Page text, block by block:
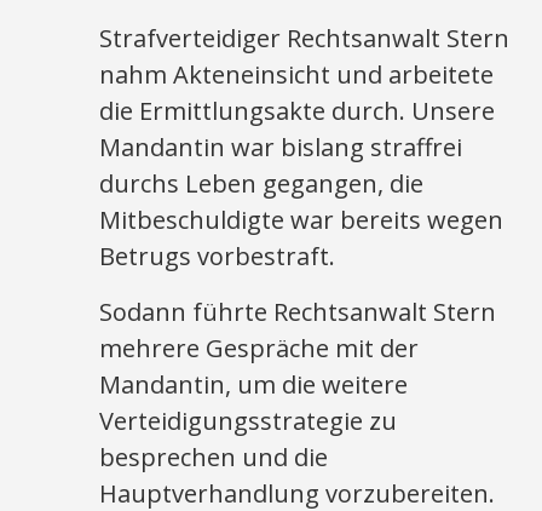
Strafverteidiger Rechtsanwalt Stern
nahm Akteneinsicht und arbeitete
die Ermittlungsakte durch. Unsere
Mandantin war bislang straffrei
durchs Leben gegangen, die
Mitbeschuldigte war bereits wegen
Betrugs vorbestraft.
Sodann führte Rechtsanwalt Stern
mehrere Gespräche mit der
Mandantin, um die weitere
Verteidigungsstrategie zu
besprechen und die
Hauptverhandlung vorzubereiten.